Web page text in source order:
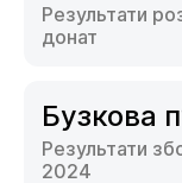
Результати
донат
Бузкова
Результати
2024